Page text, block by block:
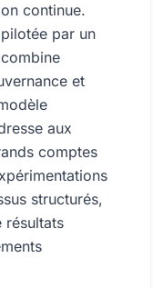
continue.
par un
et
aux
comptes
structurés,
résultats